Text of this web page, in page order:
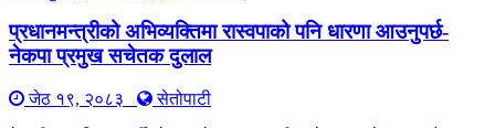
प्रधानमन्त्रीको अभिव्यक्तिमा रास्वपाको पनि धारणा आउनुपर्छ-
नेकपा प्रमुख सचेतक दुलाल
जेठ १९, २०८३
सेतोपाटी